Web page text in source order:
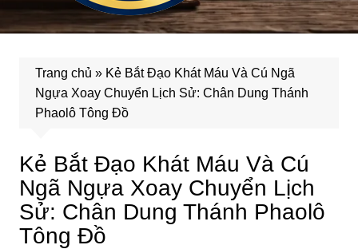
Trang chủ » Kẻ Bắt Đạo Khát Máu Và Cú Ngã
Ngựa Xoay Chuyển Lịch Sử: Chân Dung Thánh
Phaolô Tông Đồ
Kẻ Bắt Đạo Khát Máu Và Cú
Ngã Ngựa Xoay Chuyển Lịch
Sử: Chân Dung Thánh Phaolô
Tông Đồ